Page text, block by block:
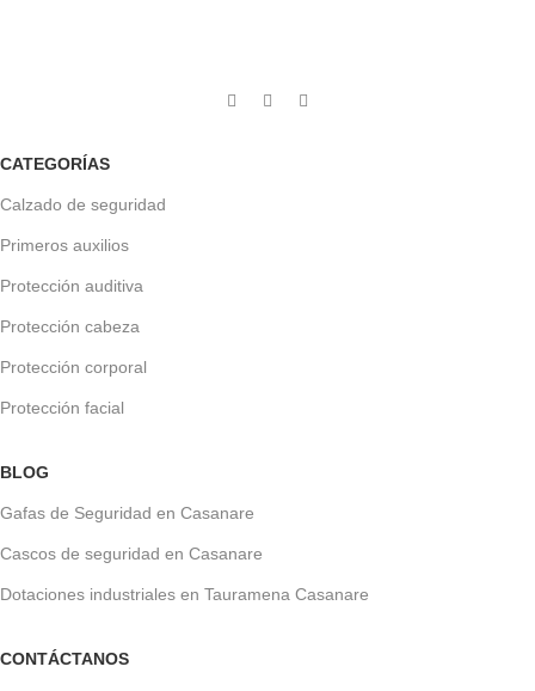
CATEGORÍAS
Calzado de seguridad
Primeros auxilios
Protección auditiva
Protección cabeza
Protección corporal
Protección facial
BLOG
Gafas de Seguridad en Casanare
Cascos de seguridad en Casanare
Dotaciones industriales en Tauramena Casanare
CONTÁCTANOS